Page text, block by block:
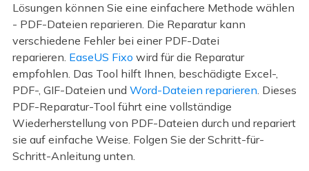
Lösungen können Sie eine einfachere Methode wählen
- PDF-Dateien reparieren. Die Reparatur kann
verschiedene Fehler bei einer PDF-Datei
reparieren. EaseUS Fixo wird für die Reparatur
empfohlen. Das Tool hilft Ihnen, beschädigte Excel-,
PDF-, GIF-Dateien und Word-Dateien reparieren. Dieses
PDF-Reparatur-Tool führt eine vollständige
Wiederherstellung von PDF-Dateien durch und repariert
sie auf einfache Weise. Folgen Sie der Schritt-für-
Schritt-Anleitung unten.